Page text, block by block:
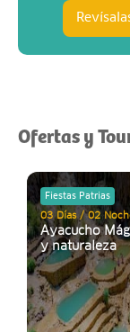
Ofertas y
Fiestas Patrias
03 Días / 02
Ayacucho
y naturaleza